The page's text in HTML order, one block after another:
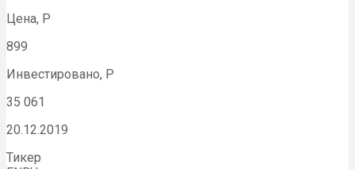
Цена, Р
899
Инвестировано, Р
35 061
20.12.2019
Тикер